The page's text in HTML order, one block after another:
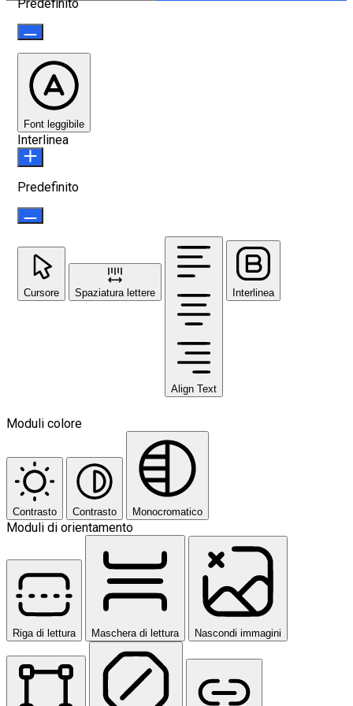
Predefinito
Font leggibile
Interlinea
Predefinito
Cursore Spaziatura lettere
Align Text
Interlinea
Moduli colore
Contrasto Contrasto Monocromatico
Moduli di orientamento
Riga di lettura Maschera di lettura Nascondi immagini